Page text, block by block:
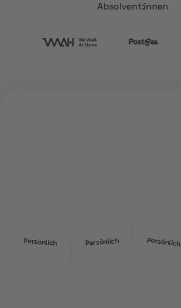
Absolvent:innen
Persönlich Persönlich Persönlich